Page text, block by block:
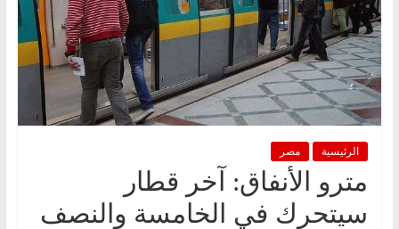
الرئيسية مصر
مترو الأنفاق: آخر قطار
سيتحرك في الخامسة والنصف